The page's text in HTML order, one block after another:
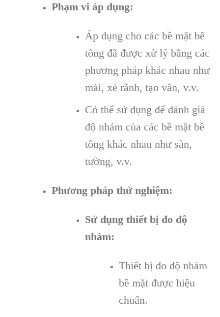
Phạm vi áp dụng:
Áp dụng cho các bề mặt bê
tông đã được xử lý bằng các
phương pháp khác nhau như
mài, xẻ rãnh, tạo vân, v.v.
Có thể sử dụng để đánh giá
độ nhám của các bề mặt bê
tông khác nhau như sàn,
tường, v.v.
Phương pháp thử nghiệm:
Sử dụng thiết bị đo độ
nhám:
Thiết bị đo độ nhám
bề mặt được hiệu
chuẩn.